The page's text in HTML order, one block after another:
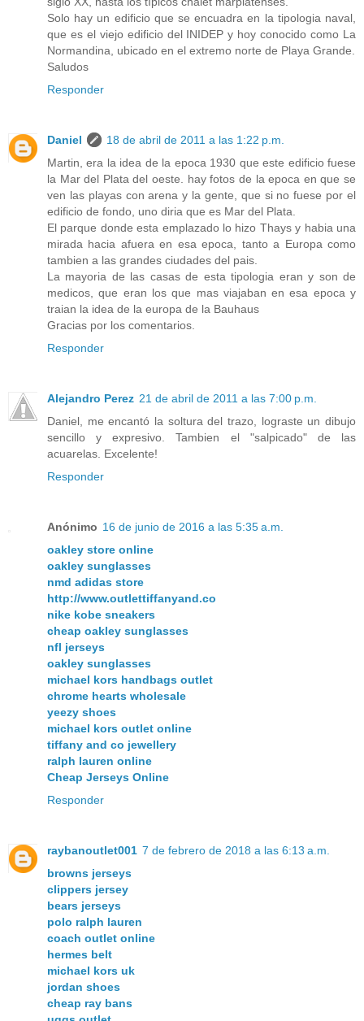
Solo hay un edificio que se encuadra en la tipologia naval,
que es el viejo edificio del INIDEP y hoy conocido como La
Normandina, ubicado en el extremo norte de Playa Grande.
Saludos
Responder
Daniel
18 de abril de 2011 a las 1:22 p.m.
Martin, era la idea de la epoca 1930 que este edificio fuese
la Mar del Plata del oeste. hay fotos de la epoca en que se
ven las playas con arena y la gente, que si no fuese por el
edificio de fondo, uno diria que es Mar del Plata.
El parque donde esta emplazado lo hizo Thays y habia una
mirada hacia afuera en esa epoca, tanto a Europa como
tambien a las grandes ciudades del pais.
La mayoria de las casas de esta tipologia eran y son de
medicos, que eran los que mas viajaban en esa epoca y
traian la idea de la europa de la Bauhaus
Gracias por los comentarios.
Responder
Alejandro Perez 21 de abril de 2011 a las 7:00 p.m.
Daniel, me encantó la soltura del trazo, lograste un dibujo
sencillo y expresivo. Tambien el "salpicado" de las
acuarelas. Excelente!
Responder
Anónimo 16 de junio de 2016 a las 5:35 a.m.
oakley store online
oakley sunglasses
nmd adidas store
http://www.outlettiffanyand.co
nike kobe sneakers
cheap oakley sunglasses
nfl jerseys
oakley sunglasses
michael kors handbags outlet
chrome hearts wholesale
yeezy shoes
michael kors outlet online
tiffany and co jewellery
ralph lauren online
Cheap Jerseys Online
Responder
raybanoutlet001 7 de febrero de 2018 a las 6:13 a.m.
browns jerseys
clippers jersey
bears jerseys
polo ralph lauren
coach outlet online
hermes belt
michael kors uk
jordan shoes
cheap ray bans